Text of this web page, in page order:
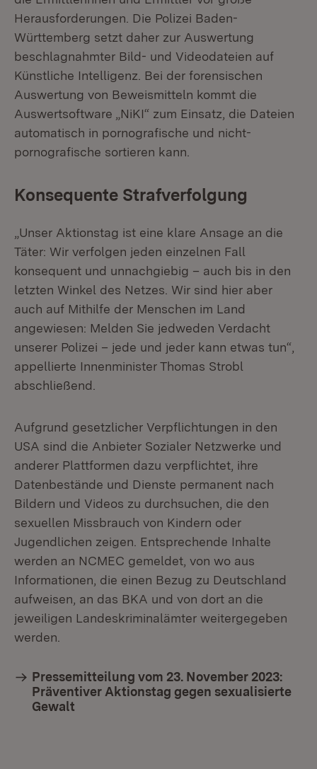
Herausforderungen. Die Polizei Baden-
Württemberg setzt daher zur Auswertung
beschlagnahmter Bild- und Videodateien auf
Künstliche Intelligenz. Bei der forensischen
Auswertung von Beweismitteln kommt die
Auswertsoftware „NiKI“ zum Einsatz, die Dateien
automatisch in pornografische und nicht-
pornografische sortieren kann.
Konsequente Strafverfolgung
„Unser Aktionstag ist eine klare Ansage an die
Täter: Wir verfolgen jeden einzelnen Fall
konsequent und unnachgiebig – auch bis in den
letzten Winkel des Netzes. Wir sind hier aber
auch auf Mithilfe der Menschen im Land
angewiesen: Melden Sie jedweden Verdacht
unserer Polizei – jede und jeder kann etwas tun“,
appellierte Innenminister Thomas Strobl
abschließend.
Aufgrund gesetzlicher Verpflichtungen in den
USA sind die Anbieter Sozialer Netzwerke und
anderer Plattformen dazu verpflichtet, ihre
Datenbestände und Dienste permanent nach
Bildern und Videos zu durchsuchen, die den
sexuellen Missbrauch von Kindern oder
Jugendlichen zeigen. Entsprechende Inhalte
werden an NCMEC gemeldet, von wo aus
Informationen, die einen Bezug zu Deutschland
aufweisen, an das BKA und von dort an die
jeweiligen Landeskriminalämter weitergegeben
werden.
Pressemitteilung vom 23. November 2023:
Präventiver Aktionstag gegen sexualisierte
Gewalt